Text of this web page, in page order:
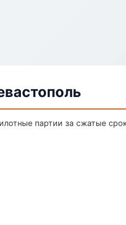
партии за сжатые